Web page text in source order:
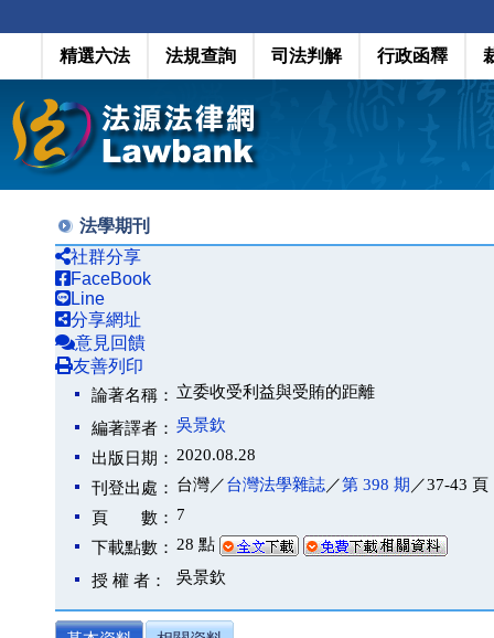
精選六法 法規查詢 司法判解 行政函釋
法學期刊
社群分享
FaceBook
Line
分享網址
意見回饋
友善列印
論著名稱： 立委收受利益與受賄的距離
編著譯者： 吳景欽
出版日期： 2020.08.28
刊登出處： 台灣／台灣法學雜誌／第 398 期 ／37-43 頁
頁 數： 7
下載點數： 28 點
授 權 者： 吳景欽